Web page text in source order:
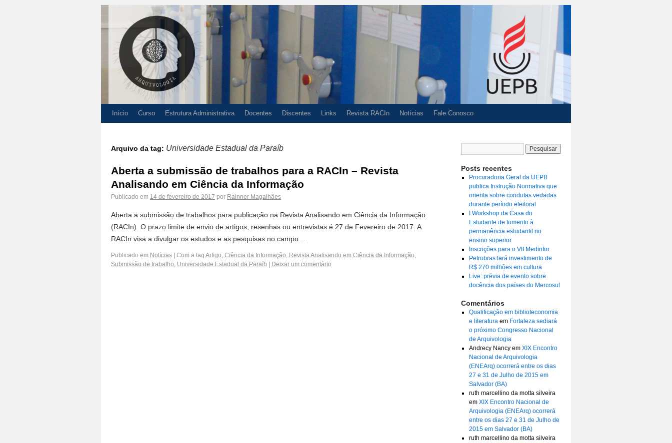
Início Curso Estrutura Administrativa Docentes Discentes Links Revista RACIn Notícias Fale Conosco
Arquivo da tag: Universidade Estadual da Paraíb
Aberta a submissão de trabalhos para a RACIn – Revista
Analisando em Ciência da Informação
Publicado em 14 de fevereiro de 2017 por Rainner Magalhães
Aberta a submissão de trabalhos para publicação na Revista Analisando em Ciência da Informação
(RACIn). O prazo limite de envio de artigos, resenhas ou entrevistas é 27 de Fevereiro de 2017. A
RACIn visa a divulgar os estudos e as pesquisas no campo…
Publicado em Notícias Com a tag Artigo, Ciência da Informação, Revista Analisando em Ciência da Informação,
Submissão de trabalho, Universidade Estadual da Paraíb Deixar um comentário
Posts recentes
Procuradoria Geral da UEPB
publica Instrução Normativa que
orienta sobre condutas vedadas
durante período eleitoral
I Workshop da Casa do
Estudante de fomento à
permanência estudantil no
ensino superior
Inscrições para o VII Medinfor
Petrobras fará investimento de
R$ 270 milhões em cultura
Live: prévia de evento sobre
docência dos países do Mercosul
Comentários
Qualificação em biblioteconomia
e literaturaem Fortaleza sediará
o próximo Congresso Nacional
de Arquivologia
Andrecy Nancyem XIX Encontro
Nacional de Arquivologia
(ENEArq) ocorrerá entre os dias
27 e 31 de Julho de 2015 em
Salvador (BA)
ruth marcellino da motta silveira
em XIX Encontro Nacional de
Arquivologia (ENEArq) ocorrerá
entre os dias 27 e 31 de Julho de
2015 em Salvador (BA)
ruth marcellino da motta silveira